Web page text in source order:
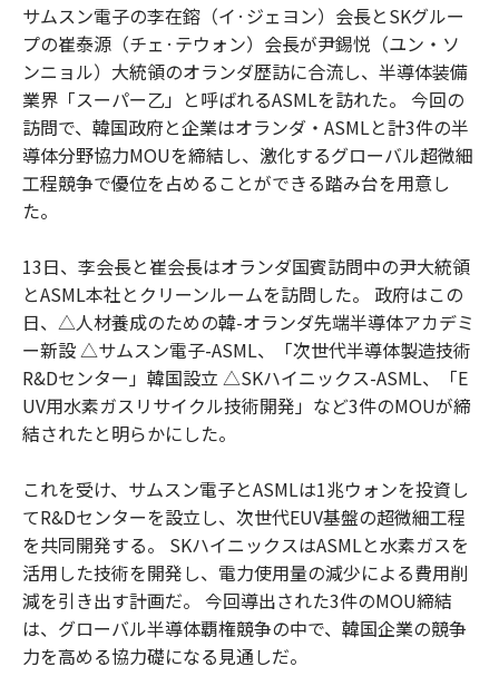
サムスン電子の李在鎔（イ·ジェヨン）会長とSKグルー
プの崔泰源（チェ·テウォン）会長が尹錫悦（ユン・ソ
ンニョル）大統領のオランダ歴訪に合流し、半導体装備
業界「スーパー乙」と呼ばれるASMLを訪れた。 今回の
訪問で、韓国政府と企業はオランダ・ASMLと計3件の半
導体分野協力MOUを締結し、激化するグローバル超微細
工程競争で優位を占めることができる踏み台を用意し
た。
13日、李会長と崔会長はオランダ国賓訪問中の尹大統領
とASML本社とクリーンルームを訪問した。 政府はこの
日、△人材養成のための韓-オランダ先端半導体アカデミ
ー新設 △サムスン電子-ASML、「次世代半導体製造技術
R&Dセンター」韓国設立 △SKハイニックス-ASML、「E
UV用水素ガスリサイクル技術開発」など3件のMOUが締
結されたと明らかにした。
これを受け、サムスン電子とASMLは1兆ウォンを投資し
てR&Dセンターを設立し、次世代EUV基盤の超微細工程
を共同開発する。 SKハイニックスはASMLと水素ガスを
活用した技術を開発し、電力使用量の減少による費用削
減を引き出す計画だ。 今回導出された3件のMOU締結
は、グローバル半導体覇権競争の中で、韓国企業の競争
力を高める協力礎になる見通しだ。